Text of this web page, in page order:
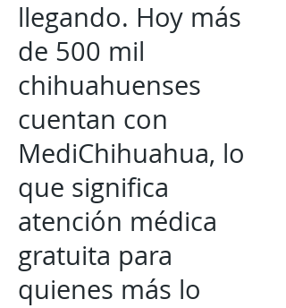
llegando. Hoy más
de 500 mil
chihuahuenses
cuentan con
MediChihuahua, lo
que significa
atención médica
gratuita para
quienes más lo